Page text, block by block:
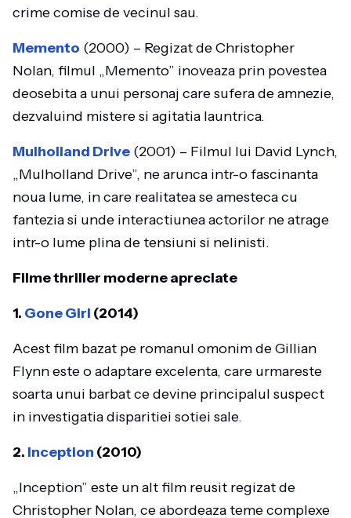
crime comise de vecinul sau.
Memento (2000) – Regizat de Christopher
Nolan, filmul „Memento” inoveaza prin povestea
deosebita a unui personaj care sufera de amnezie,
dezvaluind mistere si agitatia launtrica.
Mulholland Drive (2001) – Filmul lui David Lynch,
„Mulholland Drive”, ne arunca intr-o fascinanta
noua lume, in care realitatea se amesteca cu
fantezia si unde interactiunea actorilor ne atrage
intr-o lume plina de tensiuni si nelinisti.
Filme thriller moderne apreciate
1. Gone Girl (2014)
Acest film bazat pe romanul omonim de Gillian
Flynn este o adaptare excelenta, care urmareste
soarta unui barbat ce devine principalul suspect
in investigatia disparitiei sotiei sale.
2. Inception (2010)
„Inception” este un alt film reusit regizat de
Christopher Nolan, ce abordeaza teme complexe